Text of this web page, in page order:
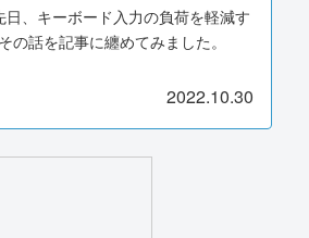
、キーボード入力の負荷を軽減す
話を記事に纏めてみました。
2022.10.30